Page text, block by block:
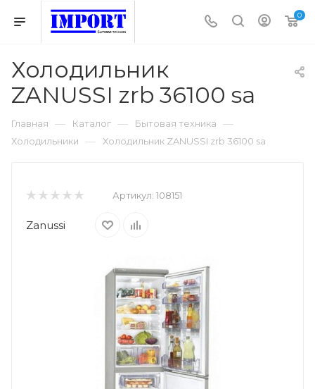
0
Холодильник
ZANUSSI zrb 36100 sa
Главная — Каталог — Бытовая техника —
Холодильники — Холодильник ZANUSSI zrb 36100 sa
Артикул: 108151
Zanussi